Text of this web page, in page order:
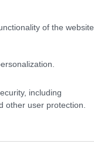
of the website
including
other user protection.